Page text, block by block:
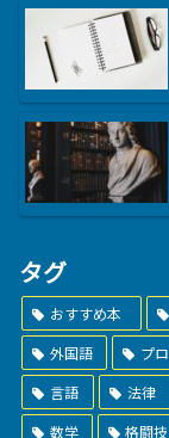
タグ
おすすめ本
外国語
プ
言語
法律
数学
格闘技